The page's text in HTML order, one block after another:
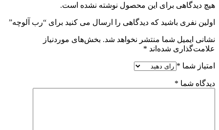
هیچ دیدگاهی برای این محصول نوشته نشده است.
اولین نفری باشید که دیدگاهی را ارسال می کنید برای “رب آلوچه”
نشانی ایمیل شما منتشر نخواهد شد. بخش‌های موردنیاز
علامت‌گذاری شده‌اند *
امتیاز شما *
دیدگاه شما *